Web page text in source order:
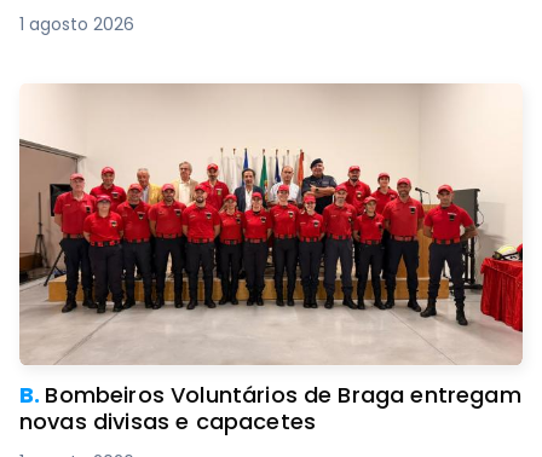
1 agosto 2026
B. Bombeiros Voluntários de Braga entregam
novas divisas e capacetes